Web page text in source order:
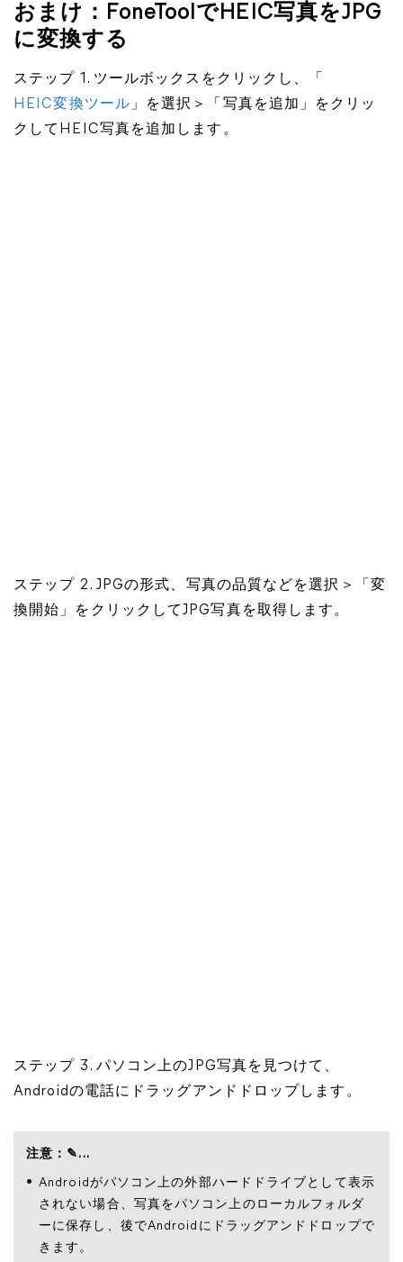
おまけ：FoneToolでHEIC写真をJPG
に変換する
ステップ 1. ツールボックスをクリックし、「
HEIC変換ツール 」を選択＞「写真を追加」をクリッ
クしてHEIC写真を追加します。
ステップ 2. JPGの形式、写真の品質などを選択＞「変
換開始」をクリックしてJPG写真を取得します。
ステップ 3. パソコン上のJPG写真を見つけて、
Androidの電話にドラッグアンドドロップします。
注意：✎...
Androidがパソコン上の外部ハードドライブとして表示
されない場合、写真をパソコン上のローカルフォルダ
ーに保存し、後でAndroidにドラッグアンドドロップで
きます。